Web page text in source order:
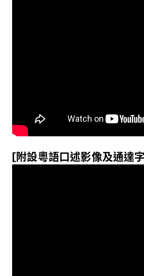
[附設粵語口述影像及通達